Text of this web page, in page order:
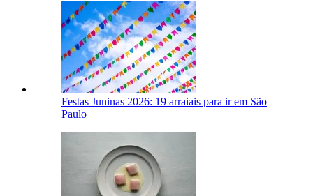
Festas Juninas 2026: 19 arraiais para ir em São
Paulo